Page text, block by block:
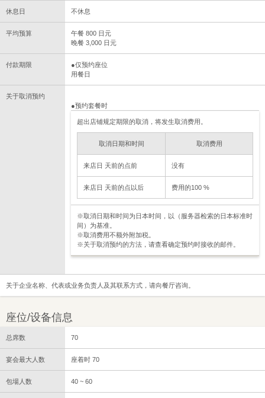
休息日 不休息
平均预算
午餐 800 日元
晚餐 3,000 日元
付款期限
●仅预约座位
用餐日
关于取消预约
●预约套餐时
超出店铺规定期限的取消，将发生取消费用。
取消日期和时间 取消费用
来店日 天前的点前 没有
来店日 天前的点以后 费用的100 %
※取消日期和时间为日本时间，以（服务器检索的日本标准时
间）为基准。
※取消费用不额外附加税。
※关于取消预约的方法，请查看确定预约时接收的邮件。
关于企业名称、代表或业务负责人及其联系方式，请向餐厅咨询。
座位/设备信息
总席数 70
宴会最大人数 座着时 70
包場人数 40 ~ 60